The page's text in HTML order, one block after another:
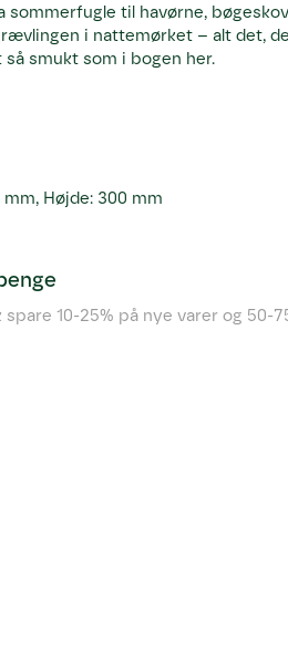
sommerfugle til havørne,
i nattemørket – alt det,
smukt som i bogen her.
Højde: 300 mm
10-25% på nye varer og 50-